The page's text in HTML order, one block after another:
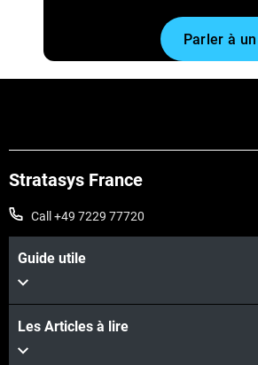
Parler à
Stratasys France
Call +49 7229 77720
Guide utile
Les Articles à lire